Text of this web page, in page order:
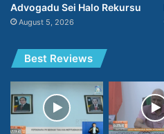
Advogadu Sei Halo Rekursu
August 5, 2026
Best Reviews